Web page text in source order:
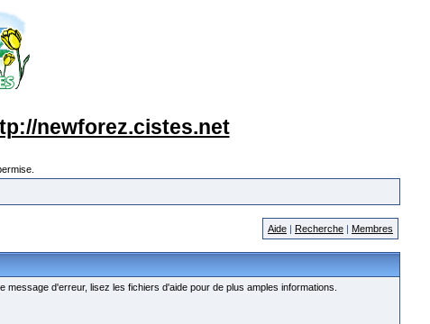
newforez.cistes.net
Aide | Recherche | Membres
d'erreur, lisez les fichiers d'aide pour de plus amples informations.